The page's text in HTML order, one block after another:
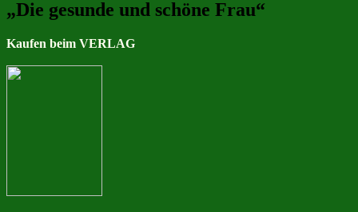
„Die gesunde und schöne Frau“
Kaufen beim VERLAG